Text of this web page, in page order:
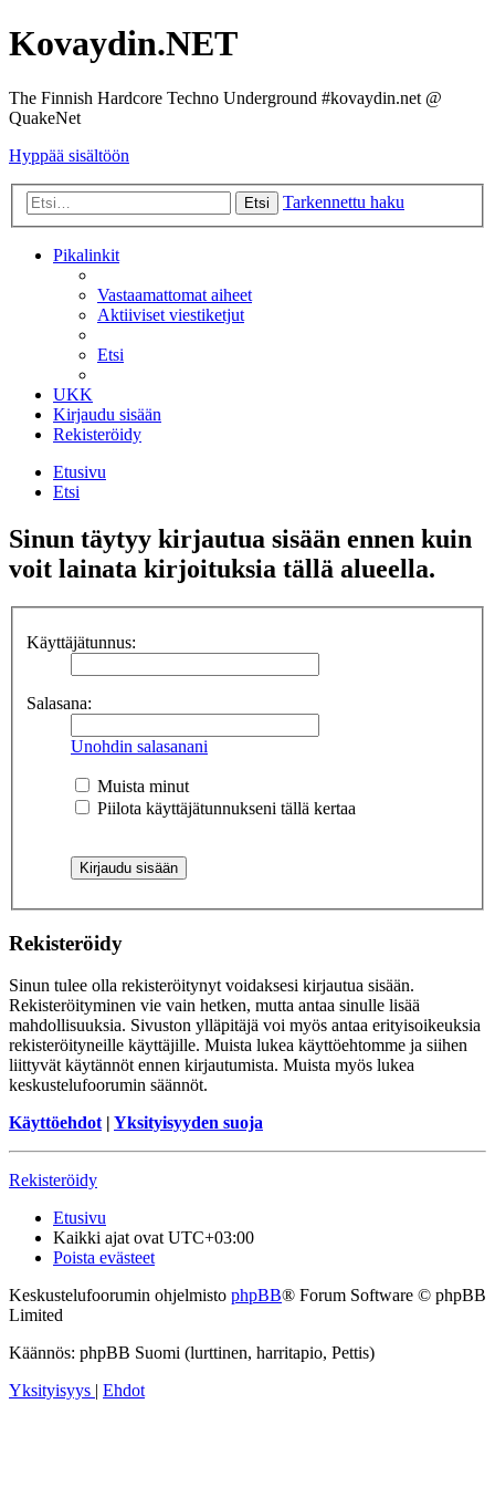
Kovaydin.NET
The Finnish Hardcore Techno Underground #kovaydin.net @
QuakeNet
Hyppää sisältöön
Etsi Tarkennettu haku
Pikalinkit
Vastaamattomat aiheet
Aktiiviset viestiketjut
Etsi
UKK
Kirjaudu sisään
Rekisteröidy
Etusivu
Etsi
Sinun täytyy kirjautua sisään ennen kuin
voit lainata kirjoituksia tällä alueella.
Käyttäjätunnus:
Salasana:
Unohdin salasanani
Muista minut
Piilota käyttäjätunnukseni tällä kertaa
Rekisteröidy
Sinun tulee olla rekisteröitynyt voidaksesi kirjautua sisään.
Rekisteröityminen vie vain hetken, mutta antaa sinulle lisää
mahdollisuuksia. Sivuston ylläpitäjä voi myös antaa erityisoikeuksia
rekisteröityneille käyttäjille. Muista lukea käyttöehtomme ja siihen
liittyvät käytännöt ennen kirjautumista. Muista myös lukea
keskustelufoorumin säännöt.
Käyttöehdot | Yksityisyyden suoja
Rekisteröidy
Etusivu
Kaikki ajat ovat UTC+03:00
Poista evästeet
Keskustelufoorumin ohjelmisto phpBB® Forum Software © phpBB
Limited
Käännös: phpBB Suomi (lurttinen, harritapio, Pettis)
Yksityisyys | Ehdot